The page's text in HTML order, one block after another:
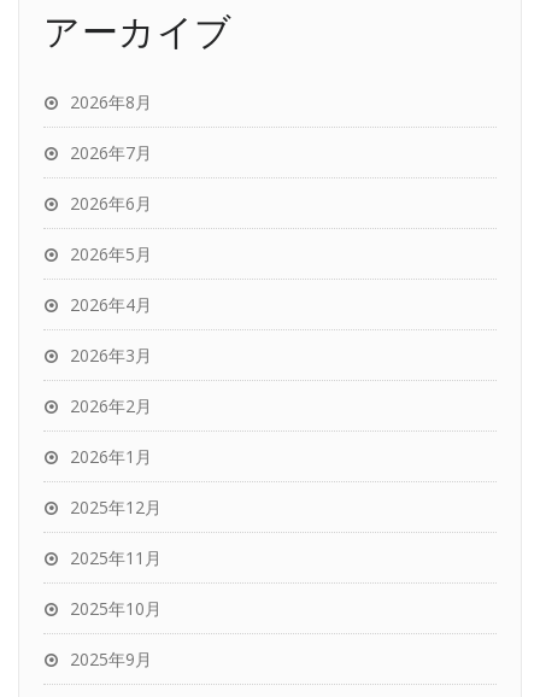
アーカイブ
2026年8月
2026年7月
2026年6月
2026年5月
2026年4月
2026年3月
2026年2月
2026年1月
2025年12月
2025年11月
2025年10月
2025年9月